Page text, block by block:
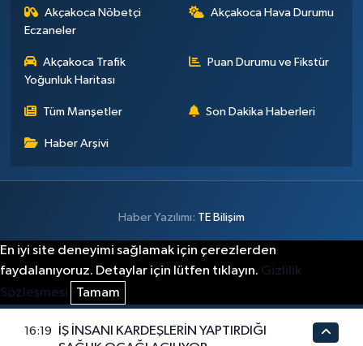
Akçakoca Nöbetçi
Eczaneler
Akçakoca Hava Durumu
Akçakoca Trafik
Yoğunluk Haritası
Puan Durumu ve Fikstür
Tüm Manşetler Son Dakika Haberleri
Haber Arşivi
Haber Yazılımı: TE Bilişim
En iyi site deneyimi sağlamak için çerezlerden
faydalanıyoruz. Detaylar için lütfen tıklayın. Gizlilik
Sözleşmesi
Tamam
16:19
İŞ İNSANI KARDEŞLERİN YAPTIRDIĞI